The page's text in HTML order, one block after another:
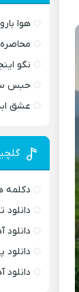
هوا
نگو
حبس
عشق
دکلمه
دانلود
دانلود
دانلود